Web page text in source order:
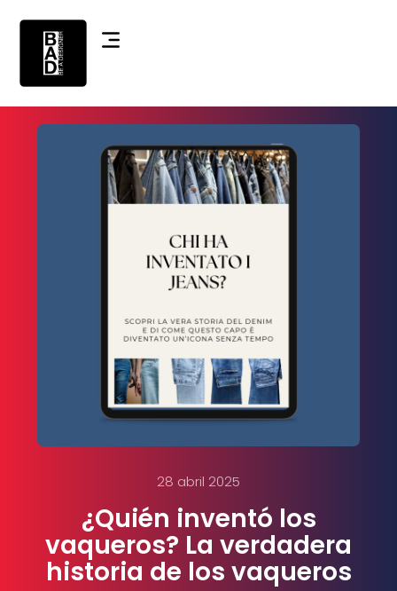
28 abril 2025
¿Quién inventó los
vaqueros? La verdadera
historia de los vaqueros